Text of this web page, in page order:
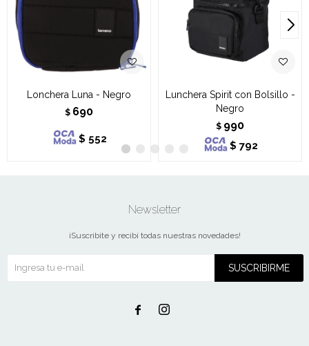
Lonchera Luna - Negro
$ 690
$ 552
Lunchera Spirit con Bolsillo -
Negro
$ 990
$ 792
Newsletter
¡Suscribite y recibí todas nuestras novedades!
SUSCRIBIRME
 